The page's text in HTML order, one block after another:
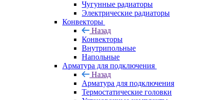
Чугунные радиаторы
Электрические радиаторы
Конвекторы
Назад
Конвекторы
Внутрипольные
Напольные
Арматура для подключения
Назад
Арматура для подключения
Термостатические головки